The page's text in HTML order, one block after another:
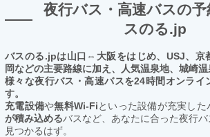
夜行バス・高速バスの
スのる.jp
バスのる.jpは山口⇔大阪をはじめ、USJ、京
岡などの主要路線に加え、人気温泉地、城崎
様々な夜行バス・高速バスを24時間オンライ
す。
充電設備や無料Wi-Fiといった設備が充実した
が積み込めるバスなど、あなたに合った夜行
見つかるはず。